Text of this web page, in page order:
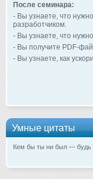
После семинара:
- Вы узнаете, что
разработчиком.
- Вы узнаете, что
- Вы получите PDF-
- Вы узнаете, как
Умные цитаты
Кем бы ты ни был — будь